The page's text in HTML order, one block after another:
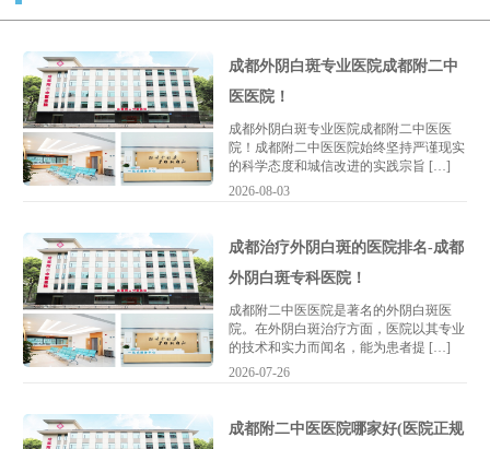
成都外阴白斑专业医院成都附二中
医医院！
成都外阴白斑专业医院成都附二中医医
院！成都附二中医医院始终坚持严谨现实
的科学态度和城信改进的实践宗旨 […]
2026-08-03
成都治疗外阴白斑的医院排名-成都
外阴白斑专科医院！
成都附二中医医院是著名的外阴白斑医
院。在外阴白斑治疗方面，医院以其专业
的技术和实力而闻名，能为患者提 […]
2026-07-26
成都附二中医医院哪家好(医院正规